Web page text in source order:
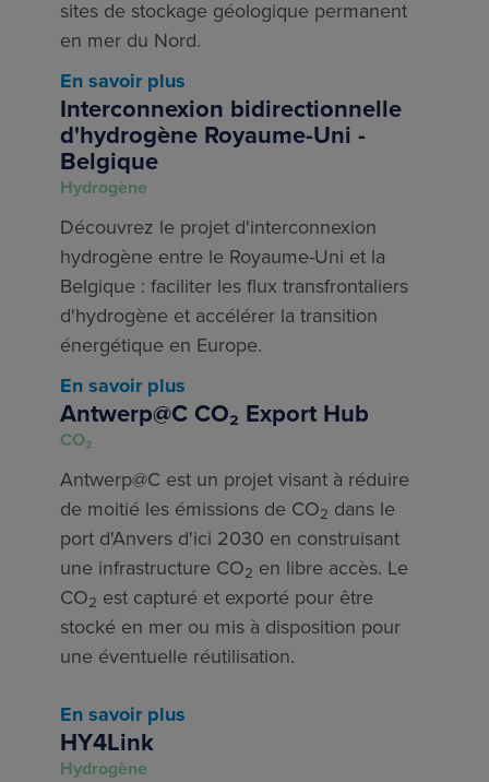
sites de stockage géologique permanent
en mer du Nord.
En savoir plus
Interconnexion bidirectionnelle
d'hydrogène Royaume-Uni -
Belgique
Hydrogène
Découvrez le projet d'interconnexion
hydrogène entre le Royaume-Uni et la
Belgique : faciliter les flux transfrontaliers
d'hydrogène et accélérer la transition
énergétique en Europe.
En savoir plus
Antwerp@C CO₂ Export Hub
CO₂
Antwerp@C est un projet visant à réduire
de moitié les émissions de CO2 dans le
port d'Anvers d'ici 2030 en construisant
une infrastructure CO2 en libre accès. Le
CO2 est capturé et exporté pour être
stocké en mer ou mis à disposition pour
une éventuelle réutilisation.
En savoir plus
HY4Link
Hydrogène